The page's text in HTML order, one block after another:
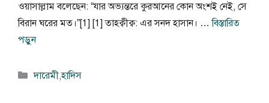
ওয়াসাল্লাম বলেছেন: “যার অভ্যন্তরে কুরআনের কোন অংশই নেই, সে
বিরান ঘরের মত।”[1] [1] তাহক্বীক্ব: এর সনদ হাসান। …বিস্তারিত
পড়ুন
বিভাগ
দারেমী,হাদিস